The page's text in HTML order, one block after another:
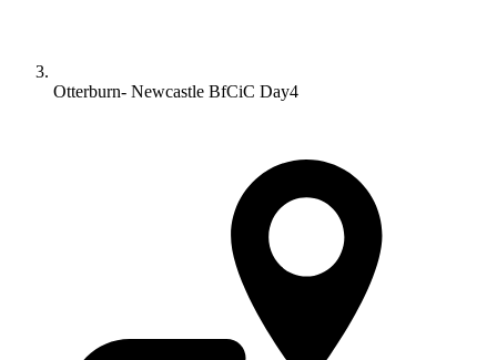
Otterburn- Newcastle BfCiC Day4